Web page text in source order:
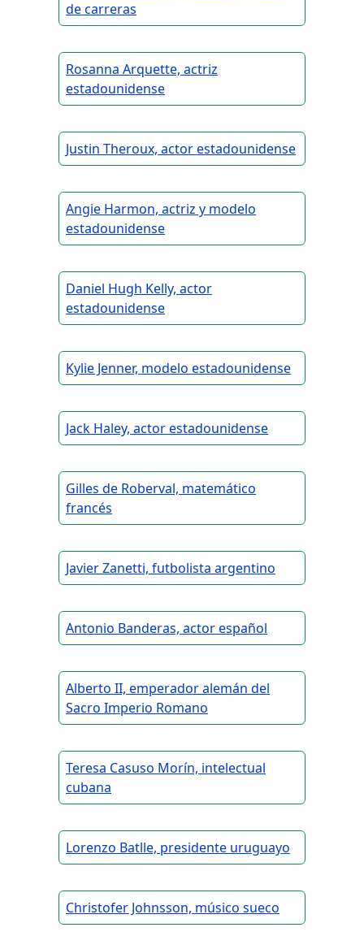
de carreras
Rosanna Arquette, actriz
estadounidense
Justin Theroux, actor estadounidense
Angie Harmon, actriz y modelo
estadounidense
Daniel Hugh Kelly, actor
estadounidense
Kylie Jenner, modelo estadounidense
Jack Haley, actor estadounidense
Gilles de Roberval, matemático
francés
Javier Zanetti, futbolista argentino
Antonio Banderas, actor español
Alberto II, emperador alemán del
Sacro Imperio Romano
Teresa Casuso Morín, intelectual
cubana
Lorenzo Batlle, presidente uruguayo
Christofer Johnsson, músico sueco